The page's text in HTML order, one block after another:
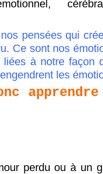
nos pensées qui
Ce sont nos
liées à notre façon
les
perdu ou à un